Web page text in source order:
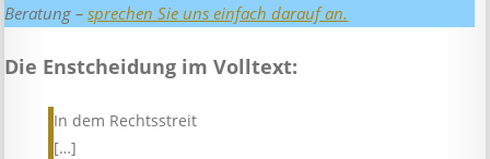
Beratung –sprechen Sie uns einfach darauf an.
Die Enstcheidung im Volltext:
In dem Rechtsstreit
[…]